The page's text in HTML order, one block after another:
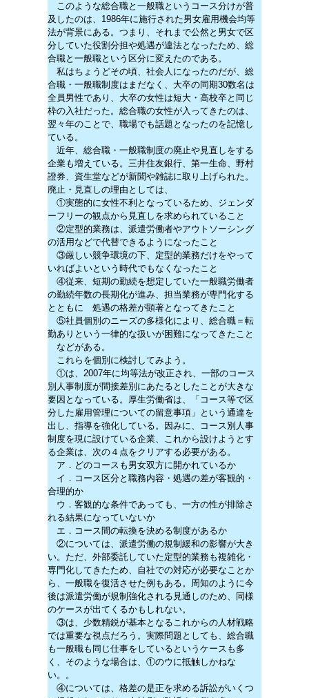
このような総合職と一般職というコース分けが普
及したのは、1986年に施行された男女雇用機会均等
法が背景にある。つまり、それまで公然と男女で区
分していた役割分担や処遇が違法となったため、総
合職と一般職という区分に変えたのである。
私はちょうどその頃、社会人になったのだが、総
合職・一般職制度はまだなく、大卒の同期30数名は
全員男性であり、大卒の女性は短大・高校卒と同じ
枠の入社だった。総合職の女性が入ってきたのは、
翌々年のことで、職場でも話題となったのを記憶し
ている。
近年、総合職・一般職制度の廃止や見直しをする
企業も増えている。三井住友銀行、第一生命、野村
證券、資生堂などが新聞や雑誌に取り上げられた。
廃止・見直しの理由としては、
①実態的に女性不利となっているため、ジェンダ
ーフリーの観点から見直しを求められていること
②定型的業務は、派遣労働者やアウトソーシング
の活用などで代替できるようになったこと
③厳しい競争環境の下、定型的業務だけをやって
いればよいという時代でもなくなったこと
④従来、短期の勤続を想定していた一般職労働者
の勤続年数の長期化が進み、担当業務が専門化する
とともに 処遇の格差が顕著となってきたこと
⑤社員個別のニーズの多様化により、総合職＝転
勤ありという一律的な扱いが困難になってきたこと
などがある。
これらを個別に検討してみよう。
①は、2007年に均等法が改正され、一部のコース
別人事制度が間接差別にあたるとしたことが大きな
要因となっている。厚生労働省は、「コース等で区
分した雇用管理についての留意事項」という通達を
出し、指導を強化している。因みに、コース別人事
制度を現に設けている企業、これから設けようとす
る企業は、次の４点をクリアする必要がある。
ア．どのコースも男女双方に開かれているか
イ．コース区分と職務内容・処遇の差が客観的・
合理的か
ウ．客観的な条件であっても、一方の性が排除さ
れる結果になっていないか
エ．コース間の転換を決める制度があるか
②については、派遣労働の規制緩和の影響が大き
い。ただ、外部委託していた定型的業務も複雑化・
専門化してきたため、自社での対応が必要なことか
ら、一般職を復活させた例もある。周知のように今
後は派遣労働が規制強化される見通しのため、同様
のケースが出てくるかもしれない。
③は、少数精鋭が基本となるこれからの人材戦略
では重要な視点だろう。実際問題としても、総合職
も一般職も同じ仕事をしているというケースも多
く、そのような場合は、①のウに抵触しかねな
い。。
④については、格差の是正を求める訴訟がいくつ